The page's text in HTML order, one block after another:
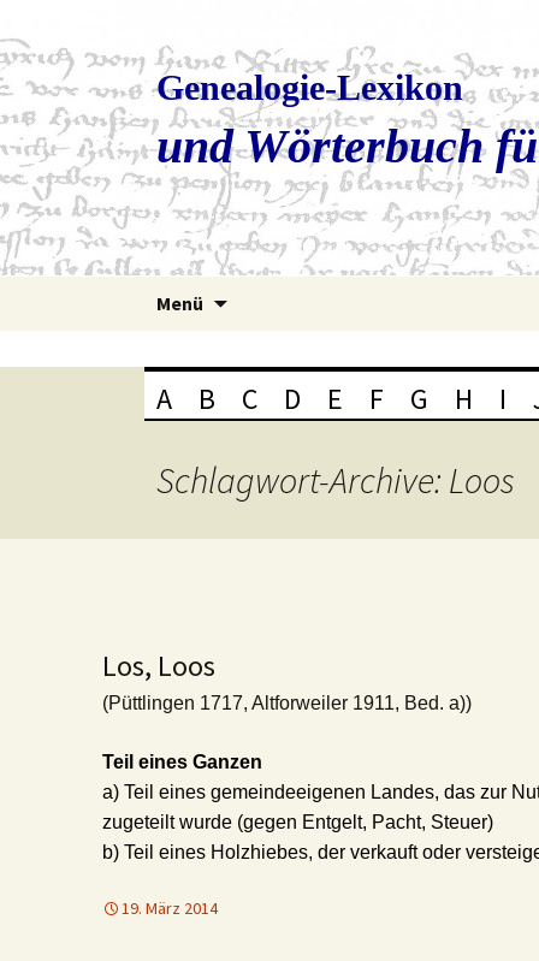
Genealogie-Lexikon
und Wörterbuch
Menü
A B C D E F G H I
Schlagwort-Archive: Loos
Los, Loos
(Püttlingen 1717, Altforweiler 1911, Bed. a))
Teil eines Ganzen
a) Teil eines gemeindeeigenen Landes, das zur
zugeteilt wurde (gegen Entgelt, Pacht, Steuer)
b) Teil eines Holzhiebes, der verkauft oder
19. März 2014